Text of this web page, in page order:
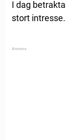
I dag
stort intresse.